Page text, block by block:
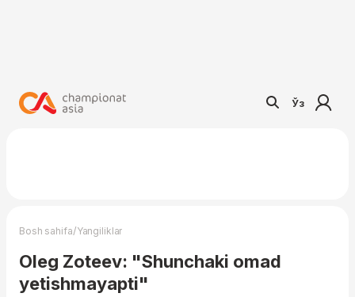
Ўз
Bosh sahifa/Yangiliklar
Oleg Zoteev: "Shunchaki omad
yetishmayapti"